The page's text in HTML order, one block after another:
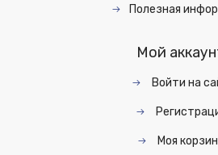
Полезная
Мой
Войти на
Моя